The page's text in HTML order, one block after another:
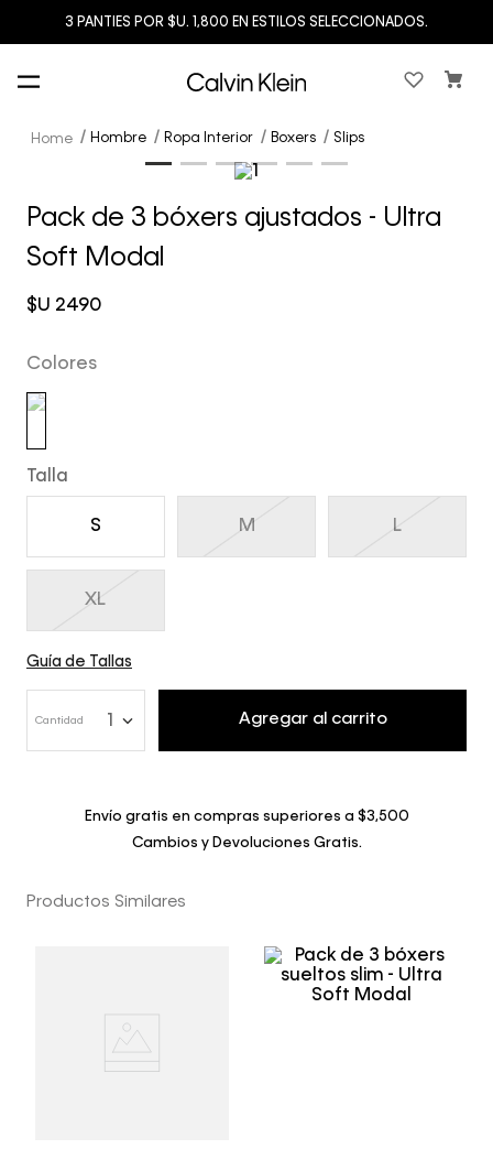
3 PANTIES POR $U. 1,800 EN ESTILOS SELECCIONADOS.
Hombre Ropa Interior Boxers Slips
Pack de 3 bóxers ajustados - Ultra
Soft Modal
$U 2490
Colores
Talla
S M L
XL
Guía de Tallas
Cantidad Agregar al carrito
Envío gratis en compras superiores a $3,500
Cambios y Devoluciones Gratis.
Productos Similares